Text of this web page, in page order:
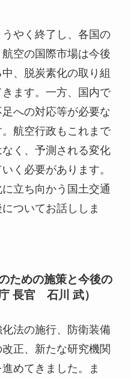
やく終了し、各国の
空の国際市場は今後
、脱炭素化の取り組
ます。一方、国内で
への対応等が必要な
航空行政もこれまで
く、予測される変化
く必要があります。
立ち向かう国土交通
ついてお話ししま
ための施策と今後の
長官 石川 武）
法の施行、防衛装備
正、新たな研究機関
めてきました。ま